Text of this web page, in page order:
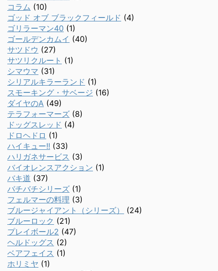
コラム (10)
ゴッド オブ ブラックフィールド (4)
ゴリラーマン40 (1)
ゴールデンカムイ (40)
サツドウ (27)
サツリクルート (1)
シマウマ (31)
シリアルキラーランド (1)
スモーキング・サベージ (16)
ダイヤのA (49)
テラフォーマーズ (8)
ドッグスレッド (4)
ドロヘドロ (1)
ハイキュー!! (33)
ハリガネサービス (3)
バイオレンスアクション (1)
バキ道 (37)
バチバチシリーズ (1)
フェルマーの料理 (3)
ブルージャイアント（シリーズ）
(24)
ブルーロック (21)
プレイボール2 (47)
ヘルドッグス (2)
ベアフェイス (1)
ホリミヤ (1)